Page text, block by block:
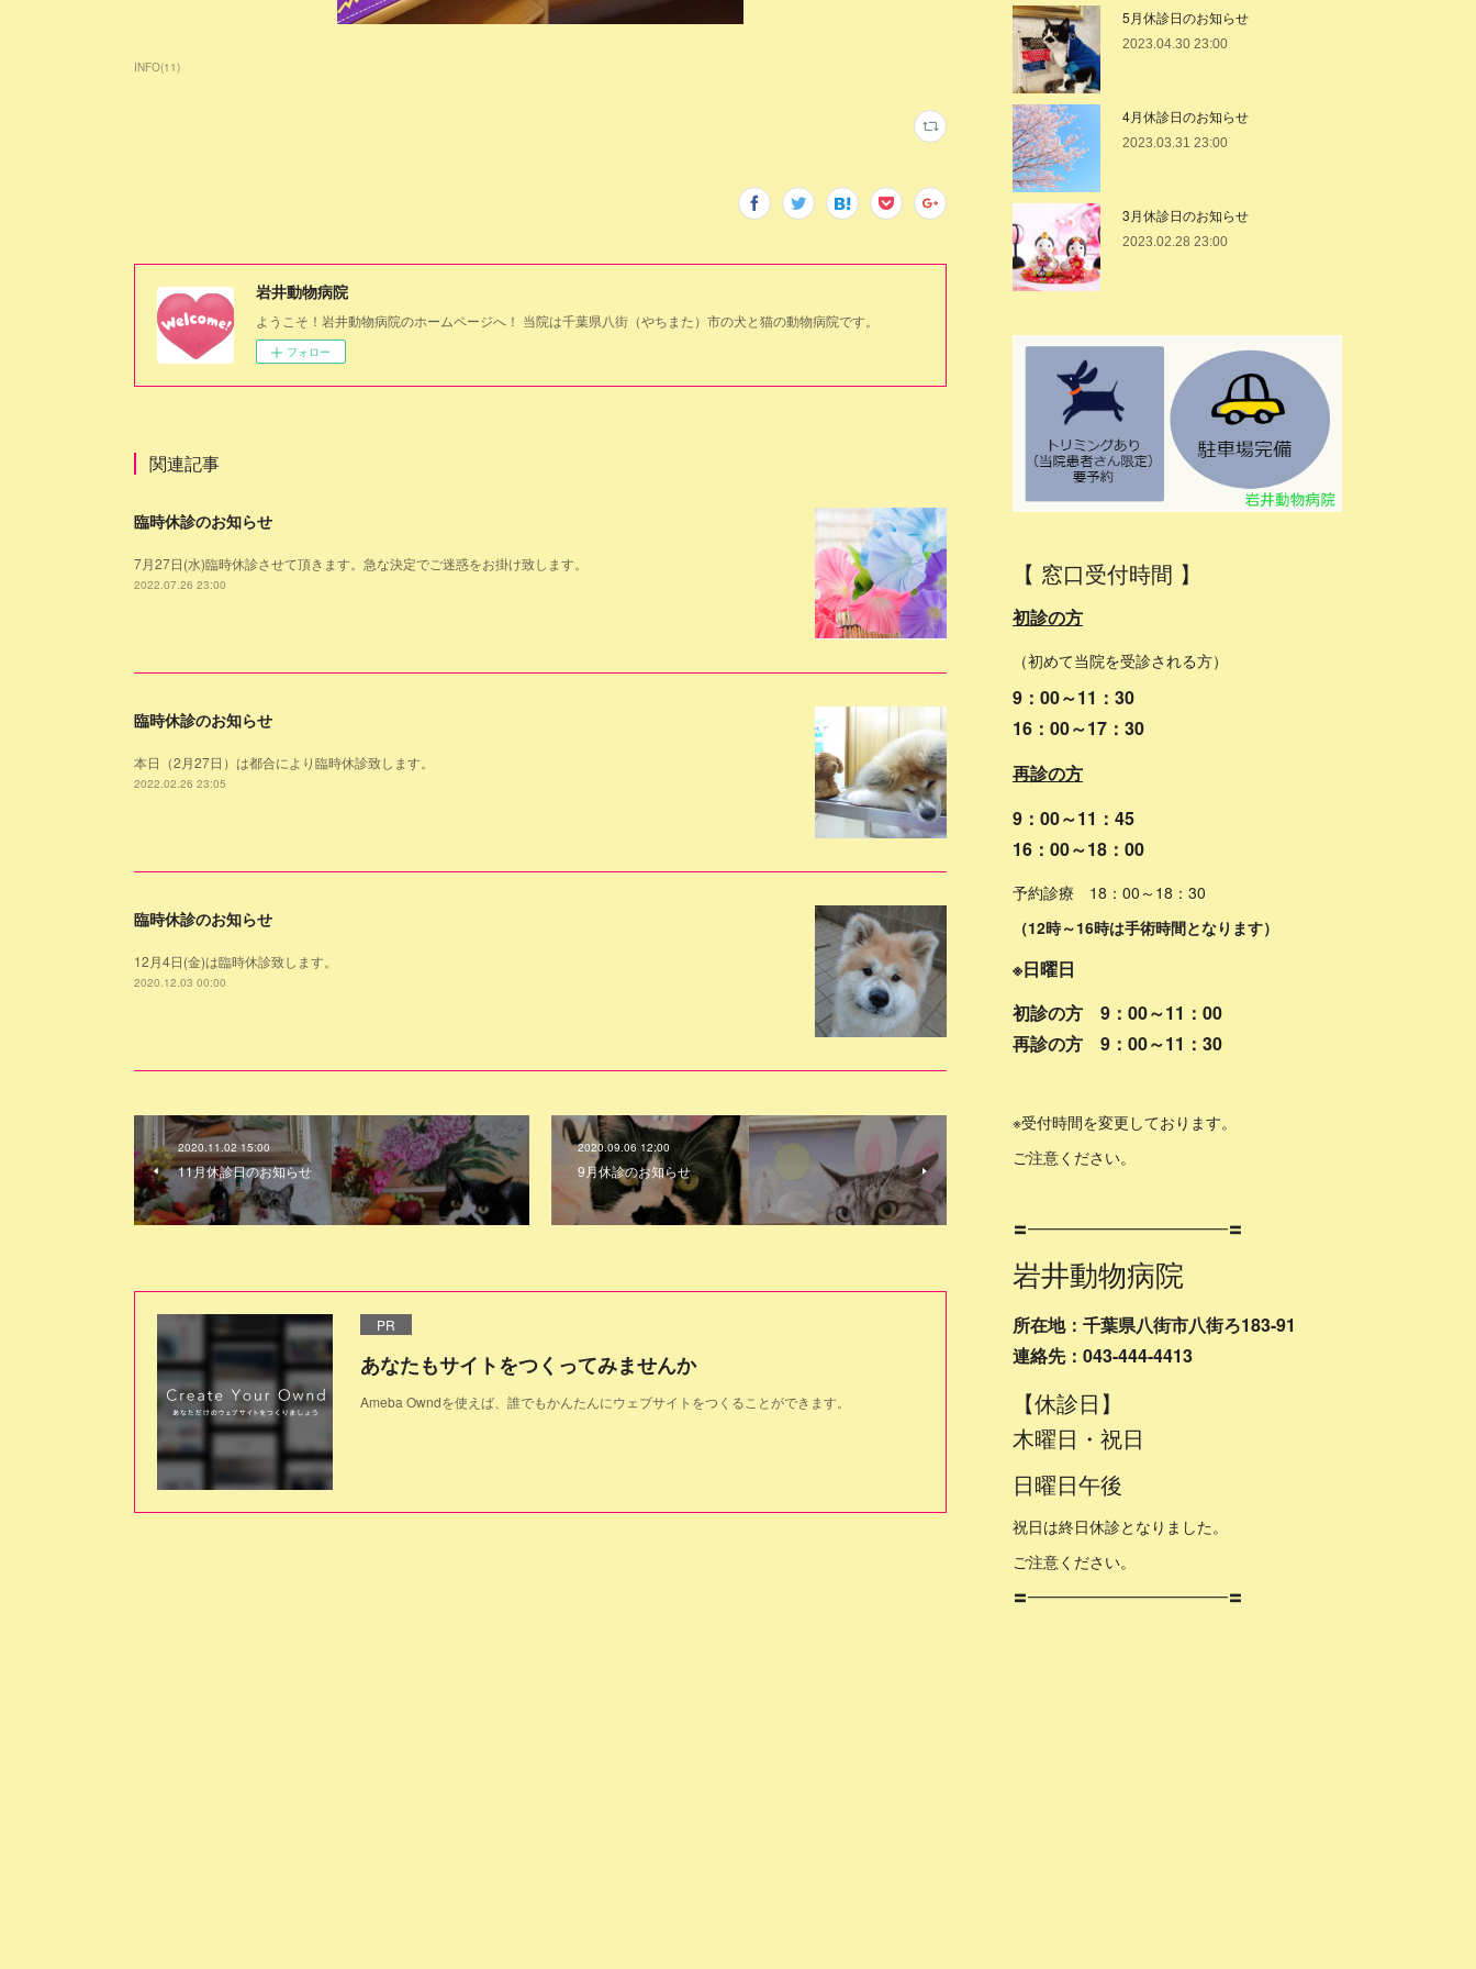
INFO(11)
岩井動物病院
ようこそ！岩井動物病院のホームページへ！ 当院は千葉県八街（やちまた）市の犬と猫の動物病院です。
フォロー
関連記事
臨時休診のお知らせ
7月27日(水)臨時休診させて頂きます。急な決定でご迷惑をお掛け致します。
2022.07.26 23:00
臨時休診のお知らせ
本日（2月27日）は都合により臨時休診致します。
2022.02.26 23:05
臨時休診のお知らせ
12月4日(金)は臨時休診致します。
2020.12.03 00:00
2020.11.02 15:00
11月休診日のお知らせ
2020.09.06 12:00
9月休診のお知らせ
PR
あなたもサイトをつくってみませんか
Ameba Owndを使えば、誰でもかんたんにウェブサイトをつくることができます。
5月休診日のお知らせ
2023.04.30 23:00
4月休診日のお知らせ
2023.03.31 23:00
3月休診日のお知らせ
2023.02.28 23:00
【 窓口受付時間 】
初診の方
（初めて当院を受診される方）
9：00～11：30
16：00～17：30
再診の方
9：00～11：45
16：00～18：00
予約診療 18：00～18：30
​（12時～16時は手術時間となります）
※日曜日
初診の方 9：00～11：00
再診の方 9：00～11：30
※受付時間を変更しております。
ご注意ください。
〓━━━━━━━━━━━━━〓
岩井動物病院
所在地：千葉県八街市八街ろ183-91
連絡先：043-444-4413
【休診日】
木曜日・祝日
日曜日午後
祝日は終日休診となりました。
ご注意ください。
〓━━━━━━━━━━━━━〓